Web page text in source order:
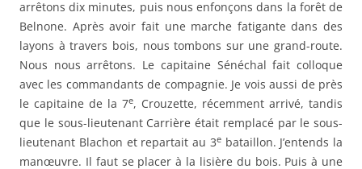
arrêtons dix minutes, puis nous enfonçons dans la forêt de
Belnone. Après avoir fait une marche fatigante dans des
layons à travers bois, nous tombons sur une grand-route.
Nous nous arrêtons. Le capitaine Sénéchal fait colloque
avec les commandants de compagnie. Je vois aussi de près
le capitaine de la 7e, Crouzette, récemment arrivé, tandis
que le sous-lieutenant Carrière était remplacé par le sous-
lieutenant Blachon et repartait au 3ebataillon. J’entends la
manœuvre. Il faut se placer à la lisière du bois. Puis à une